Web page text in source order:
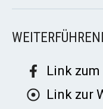
Link
Link zur